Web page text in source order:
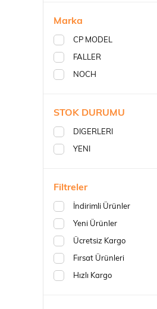
Marka
CP MODEL
FALLER
NOCH
STOK DURUMU
DIGERLERI
YENI
Filtreler
İndirimli Ürünler
Yeni Ürünler
Ücretsiz Kargo
Fırsat Ürünleri
Hızlı Kargo